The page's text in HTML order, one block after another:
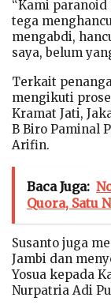
“Kami
tega
mengabdi,
saya, belum
Terkait
mengikuti
Kramat Jati,
B Biro Paminal
Arifin.
Baca Juga:
Quora, Satu
Susanto juga
Jambi dan
Yosua kepada
Nurpatria Adi